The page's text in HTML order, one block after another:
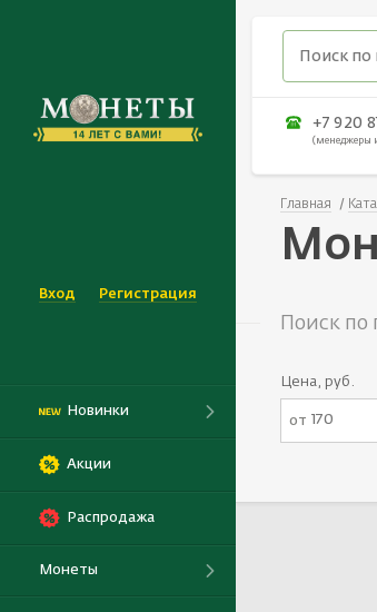
Вход Регистрация
Новинки
Акции
Распродажа
Монеты
+7 920
(менеджеры
Главная
Поиск
Цена, руб.
от